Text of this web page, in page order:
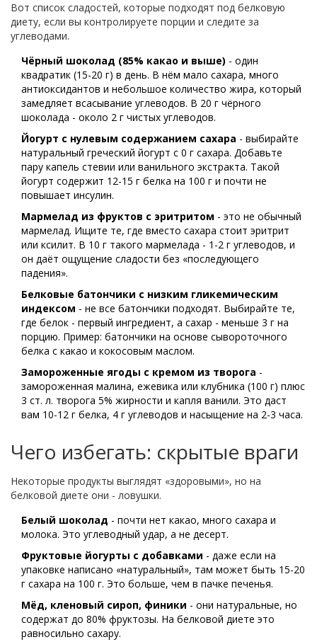
Вот список сладостей, которые подходят под белковую
диету, если вы контролируете порции и следите за
углеводами.
Чёрный шоколад (85% какао и выше) - один
квадратик (15-20 г) в день. В нём мало сахара, много
антиоксидантов и небольшое количество жира, который
замедляет всасывание углеводов. В 20 г чёрного
шоколада - около 2 г чистых углеводов.
Йогурт с нулевым содержанием сахара - выбирайте
натуральный греческий йогурт с 0 г сахара. Добавьте
пару капель стевии или ванильного экстракта. Такой
йогурт содержит 12-15 г белка на 100 г и почти не
повышает инсулин.
Мармелад из фруктов с эритритом - это не обычный
мармелад. Ищите те, где вместо сахара стоит эритрит
или ксилит. В 10 г такого мармелада - 1-2 г углеводов, и
он даёт ощущение сладости без «последующего
падения».
Белковые батончики с низким гликемическим
индексом - не все батончики подходят. Выбирайте те,
где белок - первый ингредиент, а сахар - меньше 3 г на
порцию. Пример: батончики на основе сывороточного
белка с какао и кокосовым маслом.
Замороженные ягоды с кремом из творога -
замороженная малина, ежевика или клубника (100 г) плюс
3 ст. л. творога 5% жирности и капля ванили. Это даст
вам 10-12 г белка, 4 г углеводов и насыщение на 2-3 часа.
Чего избегать: скрытые враги
Некоторые продукты выглядят «здоровыми», но на
белковой диете они - ловушки.
Белый шоколад - почти нет какао, много сахара и
молока. Это углеводный удар, а не десерт.
Фруктовые йогурты с добавками - даже если на
упаковке написано «натуральный», там может быть 15-20
г сахара на 100 г. Это больше, чем в пачке печенья.
Мёд, кленовый сироп, финики - они натуральные, но
содержат до 80% фруктозы. На белковой диете это
равносильно сахару.